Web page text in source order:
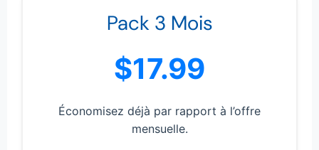
Pack 3 Mois
$17.99
Économisez déjà par rapport à l’offre
mensuelle.